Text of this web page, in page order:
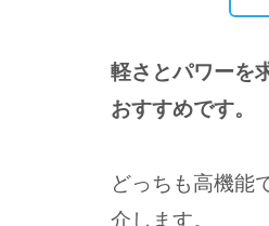
軽さとパワーを
おすすめです。
どっちも高機能
介します。